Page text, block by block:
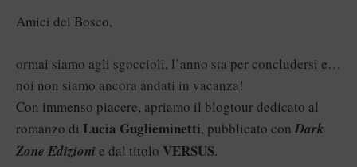
Amici del Bosco,
ormai siamo agli sgoccioli, l’anno sta per concludersi e…
noi non siamo ancora andati in vacanza!
Con immenso piacere, apriamo il blogtour dedicato al
romanzo di Lucia Guglieminetti, pubblicato con Dark
Zone Edizioni e dal titolo VERSUS.